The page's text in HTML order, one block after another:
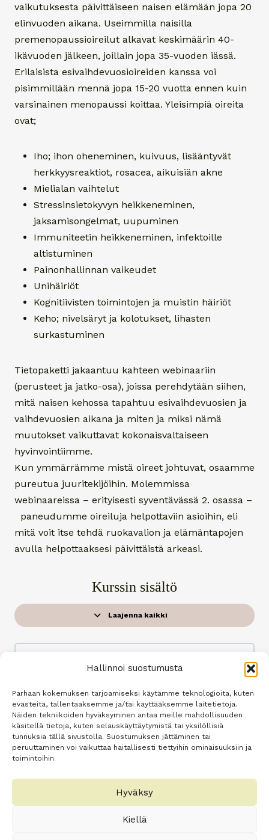
Hallinnoi suostumusta
Parhaan kokemuksen tarjoamiseksi käytämme teknologioita, kuten
evästeitä, tallentaaksemme ja/tai käyttääksemme laitetietoja.
Näiden tekniikoiden hyväksyminen antaa meille mahdollisuuden
käsitellä tietoja, kuten selauskäyttäytymistä tai yksilöllisiä
tunnuksia tällä sivustolla. Suostumuksen jättäminen tai
peruuttaminen voi vaikuttaa haitallisesti tiettyihin ominaisuuksiin ja
toimintoihin.
Hyväksy
Kiellä
vaikutuksesta päivittäiseen naisen elämään jopa 20
elinvuoden aikana. Useimmilla naisilla
premenopaussioireilut alkavat keskimäärin 40-
ikävuoden jälkeen, joillain jopa 35-vuoden iässä.
Erilaisista esivaihdevuosioireiden kanssa voi
pisimmillään mennä jopa 15-20 vuotta ennen kuin
varsinainen menopaussi koittaa. Yleisimpiä oireita
ovat;
Iho; ihon oheneminen, kuivuus, lisääntyvät
herkkyysreaktiot, rosacea, aikuisiän akne
Mielialan vaihtelut
Stressinsietokyvyn heikkeneminen,
jaksamisongelmat, uupuminen
Immuniteetin heikkeneminen, infektoille
altistuminen
Painonhallinnan vaikeudet
Unihäiriöt
Kognitiivisten toimintojen ja muistin häiriöt
Keho; nivelsäryt ja kolotukset, lihasten
surkastuminen
Tietopaketti jakaantuu kahteen webinaariin
(perusteet ja jatko-osa), joissa perehdytään siihen,
mitä naisen kehossa tapahtuu esivaihdevuosien ja
vaihdevuosien aikana ja miten ja miksi nämä
muutokset vaikuttavat kokonaisvaltaiseen
hyvinvointiimme.
Kun ymmärrämme mistä oireet johtuvat, osaamme
pureutua juuritekijöihin. Molemmissa
webinaareissa – erityisesti syventävässä 2. osassa –
paneudumme oireiluja helpottaviin asioihin, eli
mitä voit itse tehdä ruokavalion ja elämäntapojen
avulla helpottaaksesi päivittäistä arkeasi.
Kurssin sisältö
Laajenna kaikki
O
p
i
n
i
Tervetuloa sisko!
Webinaarit
2 Aiheet
Laajenna
W
i
a
Hyvää tekevät reseptit